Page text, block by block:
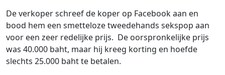
De verkoper schreef de koper op Facebook aan en
bood hem een ​​smetteloze tweedehands sekspop aan
voor een zeer redelijke prijs. De oorspronkelijke prijs
was 40.000 baht, maar hij kreeg korting en hoefde
slechts 25.000 baht te betalen.